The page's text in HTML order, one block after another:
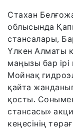
Стахан
облысында
стансалары,
Үлкен Алматы
маңызы бар ірі
Мойнақ
қайта
қосты.
стансасы»
кеңесінің